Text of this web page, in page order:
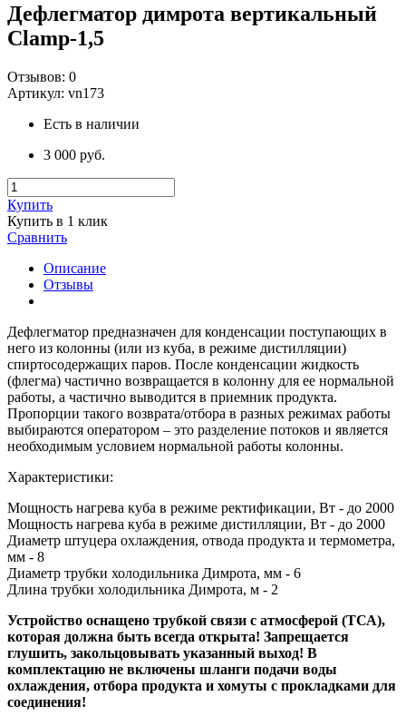
Дефлегматор димрота вертикальный
Clamp-1,5
Отзывов: 0
Артикул: vn173
Есть в наличии
3 000 руб.
Купить
Купить в 1 клик
Сравнить
Описание
Отзывы
Дефлегматор предназначен для конденсации поступающих в
него из колонны (или из куба, в режиме дистилляции)
спиртосодержащих паров. После конденсации жидкость
(флегма) частично возвращается в колонну для ее нормальной
работы, а частично выводится в приемник продукта.
Пропорции такого возврата/отбора в разных режимах работы
выбираются оператором – это разделение потоков и является
необходимым условием нормальной работы колонны.
Характеристики:
Мощность нагрева куба в режиме ректификации, Вт - до 2000
Мощность нагрева куба в режиме дистилляции, Вт - до 2000
Диаметр штуцера охлаждения, отвода продукта и термометра,
мм - 8
Диаметр трубки холодильника Димрота, мм - 6
Длина трубки холодильника Димрота, м - 2
Устройство оснащено трубкой связи с атмосферой (ТСА),
которая должна быть всегда открыта! Запрещается
глушить, закольцовывать указанный выход! В
комплектацию не включены шланги подачи воды
охлаждения, отбора продукта и хомуты с прокладками для
соединения!